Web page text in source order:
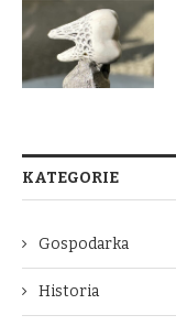
KATEGORIE
Gospodarka
Historia